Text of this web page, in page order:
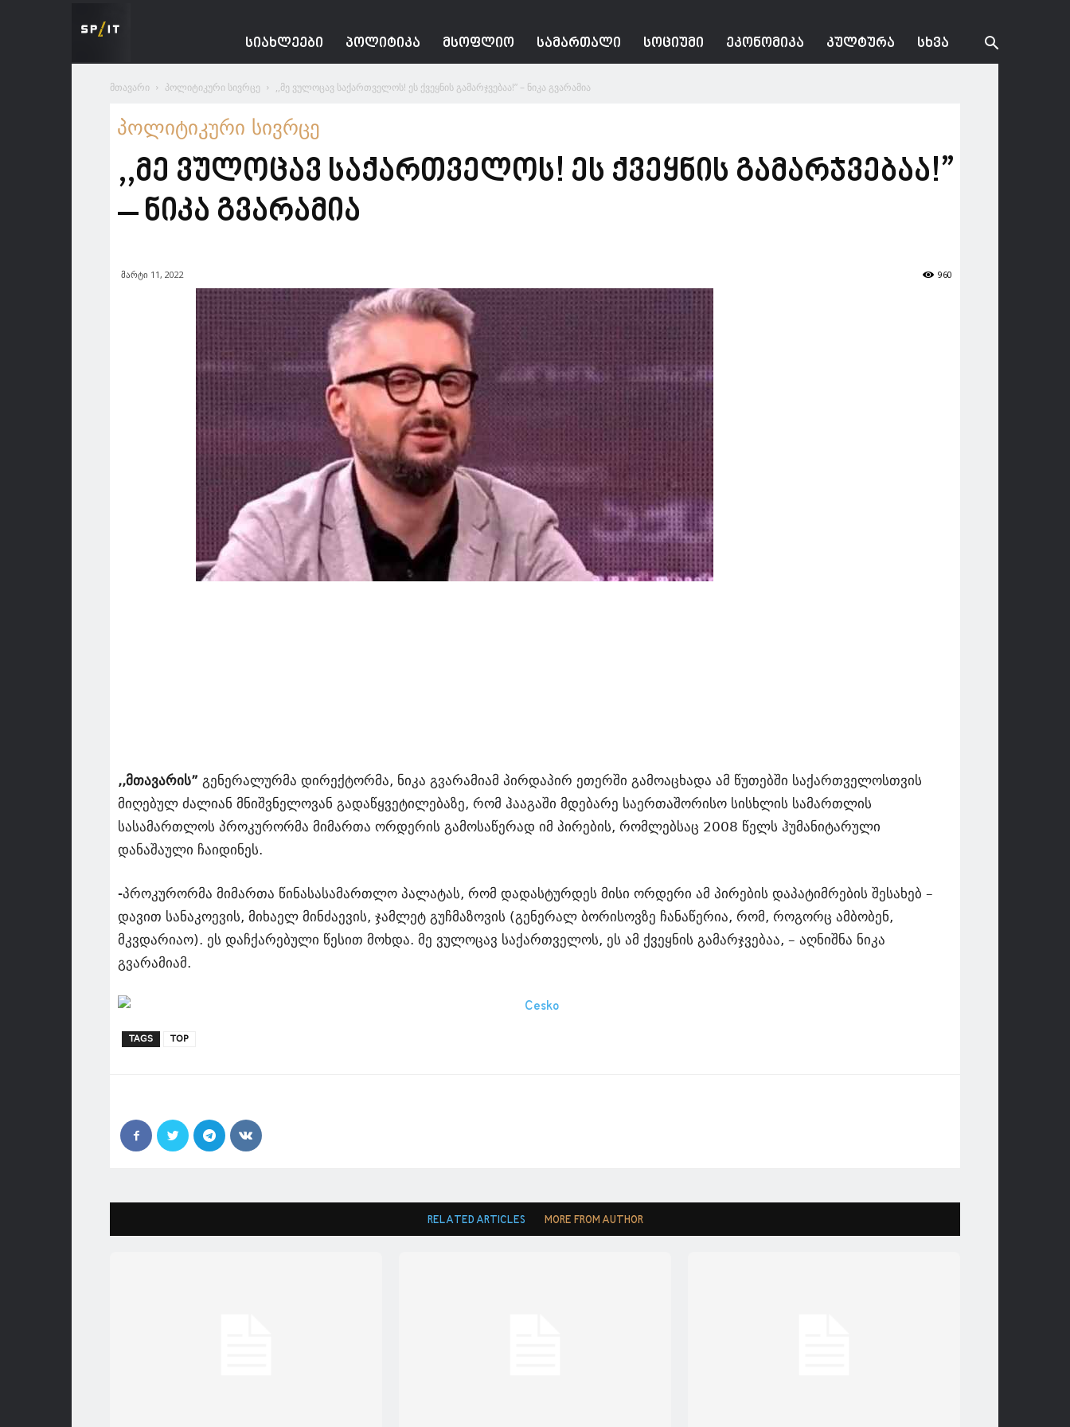
ᲡᲘᲐᲮᲚᲔᲔᲑᲘ ᲞᲝᲚᲘᲢᲘᲙᲐ ᲛᲡᲝᲤᲚᲘᲝ ᲡᲐᲛᲐᲠᲗᲐᲚᲘ ᲡᲝᲪᲘᲣᲛᲘ ᲔᲙᲝᲜᲝᲛᲘᲙᲐ ᲙᲣᲚᲢᲣᲠᲐ ᲡᲮᲕᲐ
მთავარი პოლიტიკური სივრცე ,,მე ვულოცავ საქართველოს! ეს ქვეყნის გამარჯვებაა!” – ნიკა გვარამია
პოლიტიკური სივრცე
,,მე ვულოცავ საქართველოს! ეს ქვეყნის გამარჯვებაა!”
– ნიკა გვარამია
მარტი 11, 2022 960
,,მთავარის” გენერალურმა დირექტორმა, ნიკა გვარამიამ პირდაპირ ეთერში გამოაცხადა ამ წუთებში საქართველოსთვის
მიღებულ ძალიან მნიშვნელოვან გადაწყვეტილებაზე, რომ ჰააგაში მდებარე საერთაშორისო სისხლის სამართლის
სასამართლოს პროკურორმა მიმართა ორდერის გამოსაწერად იმ პირების, რომლებსაც 2008 წელს ჰუმანიტარული
დანაშაული ჩაიდინეს.
-პროკურორმა მიმართა წინასასამართლო პალატას, რომ დადასტურდეს მისი ორდერი ამ პირების დაპატიმრების შესახებ –
დავით სანაკოევის, მიხაელ მინძაევის, ჯამლეტ გუჩმაზოვის (გენერალ ბორისოვზე ჩანაწერია, რომ, როგორც ამბობენ,
მკვდარიაო). ეს დაჩქარებული წესით მოხდა. მე ვულოცავ საქართველოს, ეს ამ ქვეყნის გამარჯვებაა, – აღნიშნა ნიკა
გვარამიამ.
TAGS TOP
RELATED ARTICLES MORE FROM AUTHOR